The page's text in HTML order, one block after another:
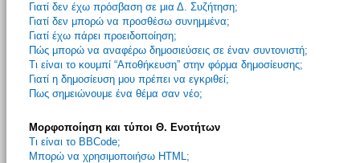
Γιατί δεν έχω πρόσβαση σε μια Δ. Συζήτηση;
Γιατί δεν μπορώ να προσθέσω συνημμένα;
Γιατί έχω πάρει προειδοποίηση;
Πώς μπορώ να αναφέρω δημοσιεύσεις σε έναν συντονιστή;
Τι είναι το κουμπί “Αποθήκευση” στην φόρμα δημοσίευσης;
Γιατί η δημοσίευση μου πρέπει να εγκριθεί;
Πως σημειώνουμε ένα θέμα σαν νέο;
Μορφοποίηση και τύποι Θ. Ενοτήτων
Τι είναι το BBCode;
Μπορώ να χρησιμοποιήσω HTML;